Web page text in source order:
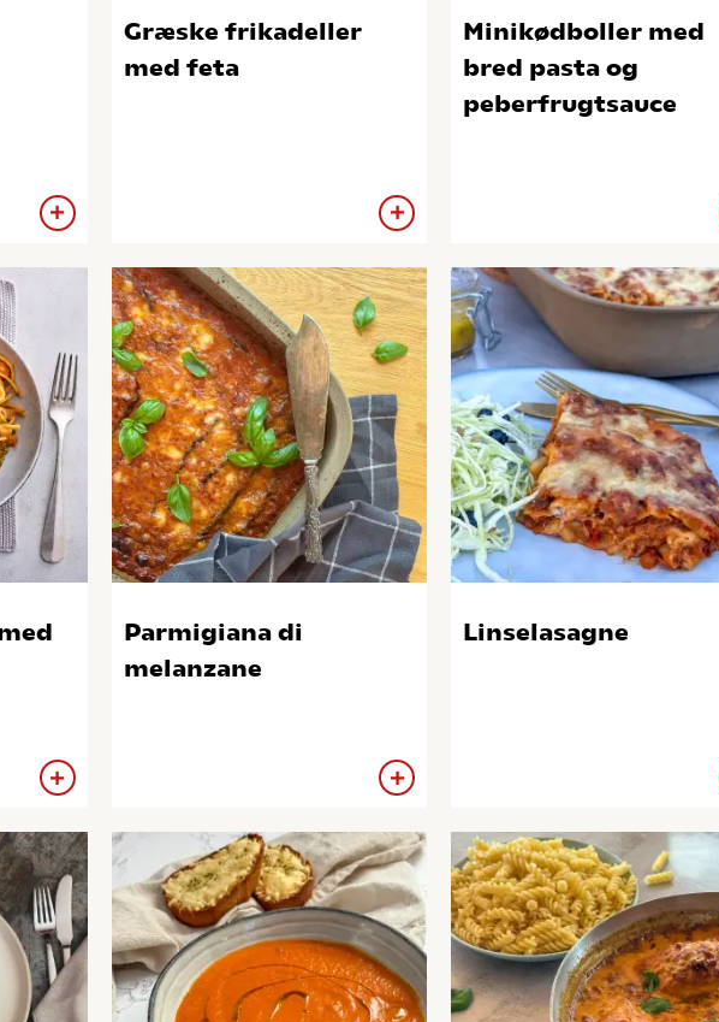
Græske frikadeller
med feta
Minikødboller med
bred pasta og
peberfrugtsauce
Parmigiana di
melanzane
Linselasagne